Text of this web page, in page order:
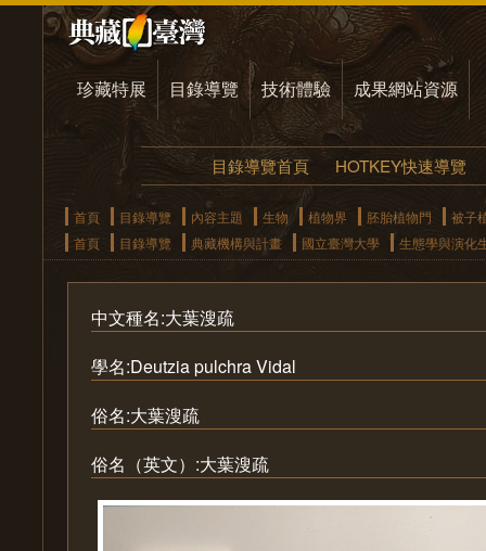
珍藏特展 目錄導覽 技術體驗 成果網站資源
目錄導覽首頁 HOTKEY快速導覽
首頁 目錄導覽 內容主題 生物 植物界 胚胎植物門
被子
首頁
目錄導覽 典藏機構與計畫 國立臺灣大學 生態學與演化
中文種名:大葉溲疏
學名:Deutzia pulchra Vidal
俗名:大葉溲疏
俗名（英文）:大葉溲疏